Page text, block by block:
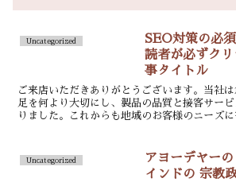
Uncategorized
SEO対策の必
読者が必ずク
事タイトル
ご来店いただきありがとうございます。当社
足を何より大切にし、製品の品質と接客サー
りました。これからも地域のお客様のニーズに
Uncategorized
アヨーデヤー
インドの 宗教